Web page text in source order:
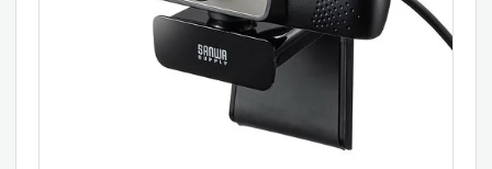
のサポートは一切行っておりません。システム要件
●Intel Core 2 Duo 2.4GHz以上●2GBMB以上のメ
モリ●1GB以上のハードディスク空き容量●USBポ
ートに1つの空き 概要 ■センサー:CMOSセンサー■
センサーサイズ:1/4.5インチ■レンズ:F1.75 f=2.5m